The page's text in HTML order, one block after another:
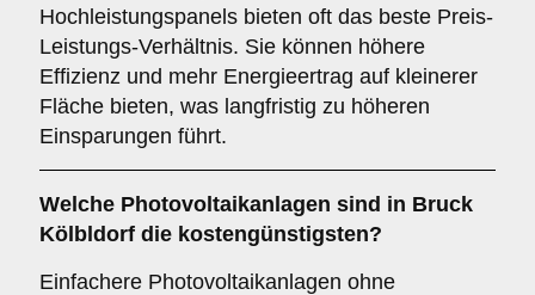
Hochleistungspanels bieten oft das beste Preis-
Leistungs-Verhältnis. Sie können höhere
Effizienz und mehr Energieertrag auf kleinerer
Fläche bieten, was langfristig zu höheren
Einsparungen führt.
Welche Photovoltaikanlagen sind in Bruck
Kölbldorf die kostengünstigsten?
Einfachere Photovoltaikanlagen ohne